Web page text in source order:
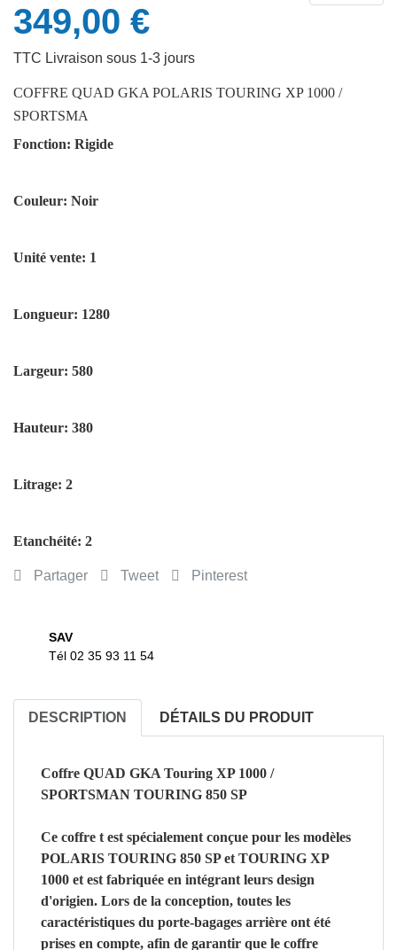
349,00 €
TTC Livraison sous 1-3 jours
COFFRE QUAD GKA POLARIS TOURING XP 1000 /
SPORTSMA
Fonction: Rigide
Couleur: Noir
Unité vente: 1
Longueur: 1280
Largeur: 580
Hauteur: 380
Litrage: 2
Etanchéité: 2
Partager Tweet Pinterest
SAV
Tél 02 35 93 11 54
DESCRIPTION DÉTAILS DU PRODUIT
Coffre QUAD GKA Touring XP 1000 /
SPORTSMAN TOURING 850 SP
Ce coffre t est spécialement conçue pour les modèles
POLARIS TOURING 850 SP et TOURING XP
1000 et est fabriquée en intégrant leurs design
d'origien. Lors de la conception, toutes les
caractéristiques du porte-bagages arrière ont été
prises en compte, afin de garantir que le coffre